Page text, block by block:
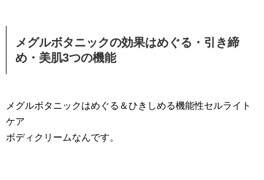
メグルボタニックの効果はめぐる・引き締
め・美肌3つの機能
メグルボタニックはめぐる＆ひきしめる機能性セルライト
ケア
ボディクリームなんです。